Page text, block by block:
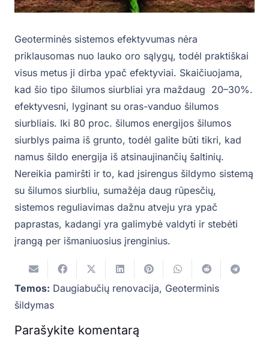
Geoterminės sistemos efektyvumas nėra
priklausomas nuo lauko oro sąlygų, todėl praktiškai
visus metus ji dirba ypač efektyviai. Skaičiuojama,
kad šio tipo šilumos siurbliai yra maždaug 20–30%.
efektyvesni, lyginant su oras-vanduo šilumos
siurbliais. Iki 80 proc. šilumos energijos šilumos
siurblys paima iš grunto, todėl galite būti tikri, kad
namus šildo energija iš atsinaujinančių šaltinių.
Nereikia pamiršti ir to, kad įsirengus šildymo sistemą
su šilumos siurbliu, sumažėja daug rūpesčių,
sistemos reguliavimas dažnu atveju yra ypač
paprastas, kadangi yra galimybė valdyti ir stebėti
įrangą per išmaniuosius įrenginius.
Temos: Daugiabučių renovacija, Geoterminis
šildymas
Parašykite komentarą